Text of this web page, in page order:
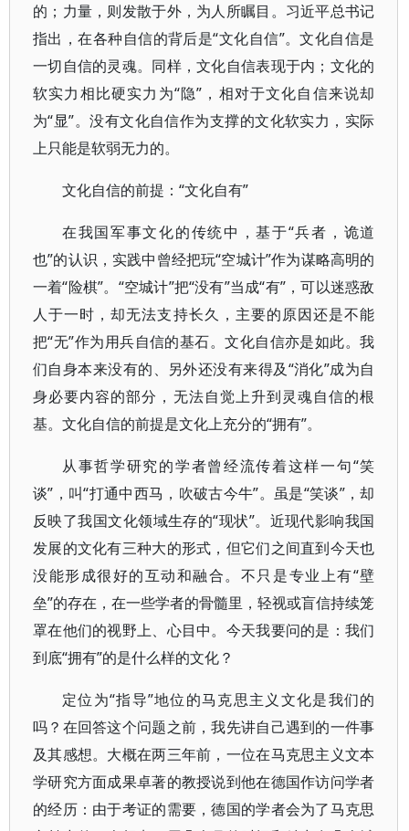
的；力量，则发散于外，为人所瞩目。习近平总书记
指出，在各种自信的背后是“文化自信”。文化自信是
一切自信的灵魂。同样，文化自信表现于内；文化的
软实力相比硬实力为“隐”，相对于文化自信来说却
为“显”。没有文化自信作为支撑的文化软实力，实际
上只能是软弱无力的。
文化自信的前提：“文化自有”
在我国军事文化的传统中，基于“兵者，诡道
也”的认识，实践中曾经把玩“空城计”作为谋略高明的
一着“险棋”。“空城计”把“没有”当成“有”，可以迷惑敌
人于一时，却无法支持长久，主要的原因还是不能
把“无”作为用兵自信的基石。文化自信亦是如此。我
们自身本来没有的、另外还没有来得及“消化”成为自
身必要内容的部分，无法自觉上升到灵魂自信的根
基。文化自信的前提是文化上充分的“拥有”。
从事哲学研究的学者曾经流传着这样一句“笑
谈”，叫“打通中西马，吹破古今牛”。虽是“笑谈”，却
反映了我国文化领域生存的“现状”。近现代影响我国
发展的文化有三种大的形式，但它们之间直到今天也
没能形成很好的互动和融合。不只是专业上有“壁
垒”的存在，在一些学者的骨髓里，轻视或盲信持续笼
罩在他们的视野上、心目中。今天我要问的是：我们
到底“拥有”的是什么样的文化？
定位为“指导”地位的马克思主义文化是我们的
吗？在回答这个问题之前，我先讲自己遇到的一件事
及其感想。大概在两三年前，一位在马克思主义文本
学研究方面成果卓著的教授说到他在德国作访问学者
的经历：由于考证的需要，德国的学者会为了马克思